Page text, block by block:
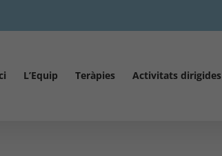
L’Equip Teràpies Activitats dirigides